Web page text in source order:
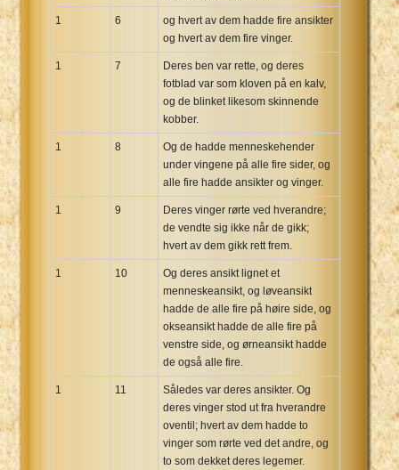
1 6
og hvert av dem hadde fire ansikter
og hvert av dem fire vinger.
1 7
Deres ben var rette, og deres
fotblad var som kloven på en kalv,
og de blinket likesom skinnende
kobber.
1 8
Og de hadde menneskehender
under vingene på alle fire sider, og
alle fire hadde ansikter og vinger.
1 9
Deres vinger rørte ved hverandre;
de vendte sig ikke når de gikk;
hvert av dem gikk rett frem.
1 10
Og deres ansikt lignet et
menneskeansikt, og løveansikt
hadde de alle fire på høire side, og
okseansikt hadde de alle fire på
venstre side, og ørneansikt hadde
de også alle fire.
1 11
Således var deres ansikter. Og
deres vinger stod ut fra hverandre
oventil; hvert av dem hadde to
vinger som rørte ved det andre, og
to som dekket deres legemer.